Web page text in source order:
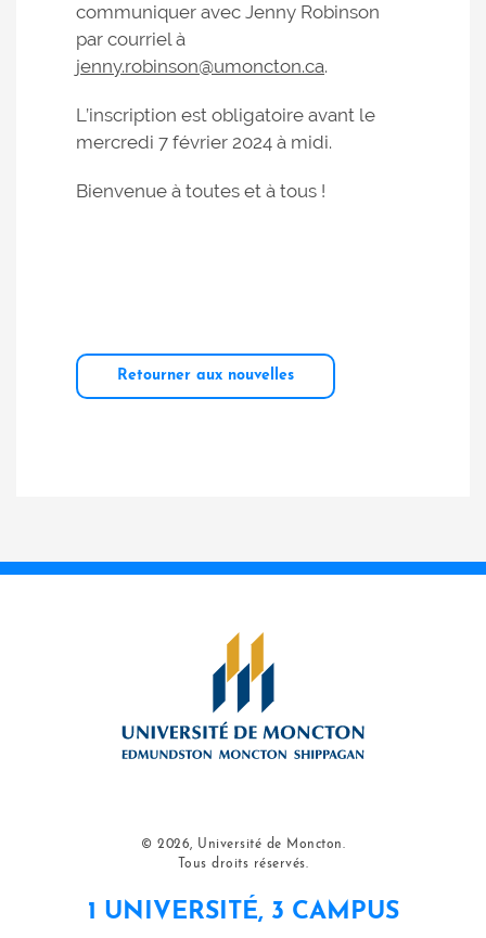
communiquer avec Jenny Robinson
par courriel à
jenny.robinson@umoncton.ca.
L’inscription est obligatoire avant le
mercredi 7 février 2024 à midi.
Bienvenue à toutes et à tous !
Retourner aux nouvelles
© 2026, Université de Moncton.
Tous droits réservés.
1 UNIVERSITÉ, 3 CAMPUS